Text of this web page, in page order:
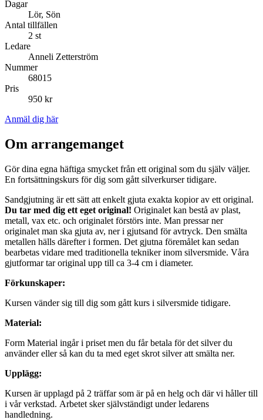
Dagar
Lör, Sön
Antal tillfällen
2 st
Ledare
Anneli Zetterström
Nummer
68015
Pris
950 kr
Anmäl dig här
Om arrangemanget
Gör dina egna häftiga smycket från ett original som du själv väljer.
En fortsättningskurs för dig som gått silverkurser tidigare.
Sandgjutning är ett sätt att enkelt gjuta exakta kopior av ett original.
Du tar med dig ett eget original! Originalet kan bestå av plast,
metall, vax etc. och originalet förstörs inte. Man pressar ner
originalet man ska gjuta av, ner i gjutsand för avtryck. Den smälta
metallen hälls därefter i formen. Det gjutna föremålet kan sedan
bearbetas vidare med traditionella tekniker inom silversmide. Våra
gjutformar tar original upp till ca 3-4 cm i diameter.
Förkunskaper:
Kursen vänder sig till dig som gått kurs i silversmide tidigare.
Material:
Form Material ingår i priset men du får betala för det silver du
använder eller så kan du ta med eget skrot silver att smälta ner.
Upplägg:
Kursen är upplagd på 2 träffar som är på en helg och där vi håller till
i vår verkstad. Arbetet sker självständigt under ledarens
handledning.